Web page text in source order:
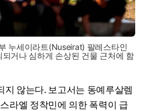
누세이라트(Nuseirat) 팔레스타인
거나 심하게 손상된 건물 근처에 함
지 않는다. 보고서는 동예루살렘
라엘 정착민에 의한 폭력이 급